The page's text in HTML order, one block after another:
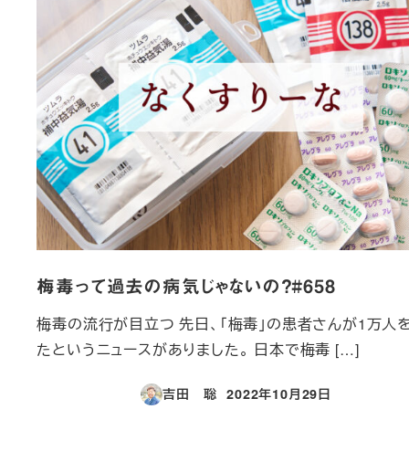
梅毒って過去の病気じゃないの？#658
梅毒の流行が目立つ 先日、「梅毒」の患者さんが1万人
たというニュースがありました。 日本で梅毒 […]
吉田 聡
投稿日
2022年10月29日